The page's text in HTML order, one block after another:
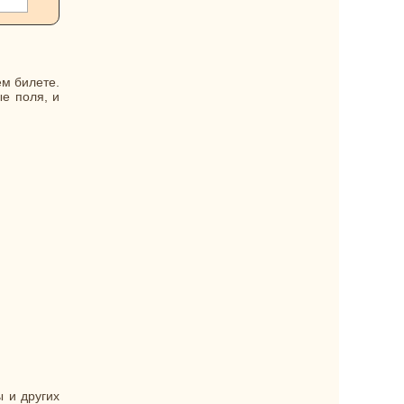
билете.
поля, и
и других